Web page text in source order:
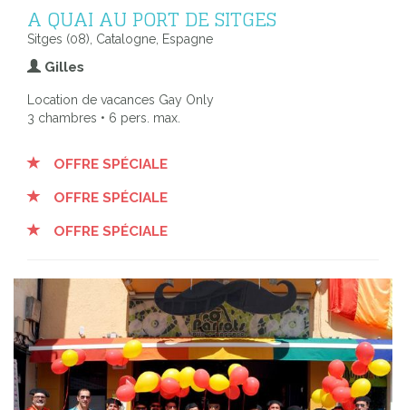
A QUAI AU PORT DE SITGES
Sitges (08), Catalogne, Espagne
Gilles
Location de vacances Gay Only
3 chambres • 6 pers. max.
OFFRE SPÉCIALE
OFFRE SPÉCIALE
OFFRE SPÉCIALE